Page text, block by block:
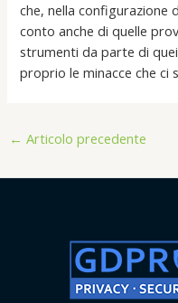
che, nella configurazione
conto anche di quelle
strumenti da parte di
proprio le minacce che ci
← Articolo precedente